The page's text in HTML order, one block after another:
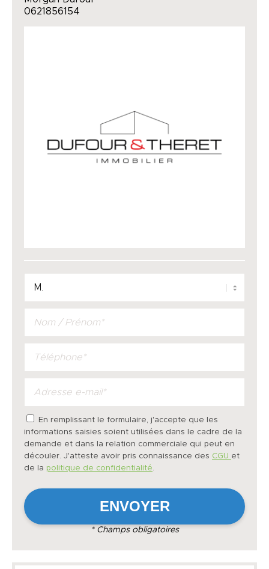
0621856154
En remplissant le formulaire, j'accepte que les
informations saisies soient utilisées dans le cadre de la
demande et dans la relation commerciale qui peut en
découler. J'atteste avoir pris connaissance des CGU et
de la politique de confidentialité.
* Champs obligatoires